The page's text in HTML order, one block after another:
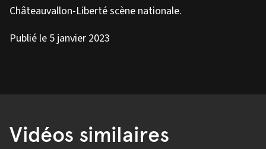
Châteauvallon-Liberté scène nationale.
Publié le 5 janvier 2023
Vidéos similaires